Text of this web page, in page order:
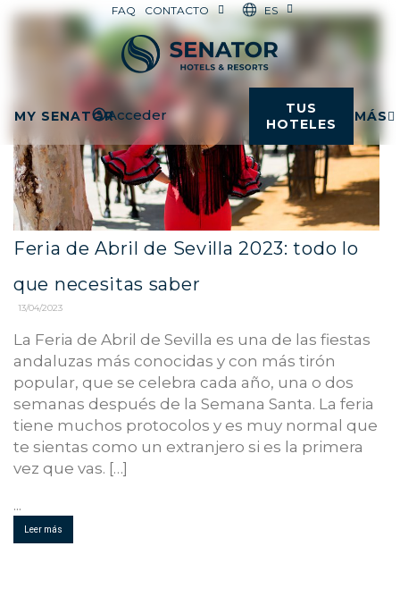
FAQ CONTACTO ES
MY SENATORAcceder
TUS
HOTELES
MÁS
Feria de Abril de Sevilla 2023: todo lo
que necesitas saber
13/04/2023
La Feria de Abril de Sevilla es una de las fiestas
andaluzas más conocidas y con más tirón
popular, que se celebra cada año, una o dos
semanas después de la Semana Santa. La feria
tiene muchos protocolos y es muy normal que
te sientas como un extranjero si es la primera
vez que vas. […]
...
Leer más